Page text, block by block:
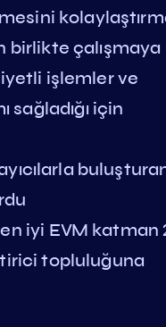
birlikte çalışmaya
işlemler ve
için
iyi EVM katman
topluluğuna